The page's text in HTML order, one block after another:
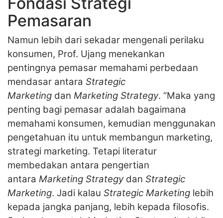
Pemasaran
Namun lebih dari sekadar mengenali perilaku
konsumen, Prof. Ujang menekankan
pentingnya pemasar memahami perbedaan
mendasar antara Strategic
Marketing dan Marketing Strategy. “Maka yang
penting bagi pemasar adalah bagaimana
memahami konsumen, kemudian menggunakan
pengetahuan itu untuk membangun marketing,
strategi marketing. Tetapi literatur
membedakan antara pengertian
antara Marketing Strategydan Strategic
Marketing. Jadi kalau Strategic Marketing lebih
kepada jangka panjang, lebih kepada filosofis.